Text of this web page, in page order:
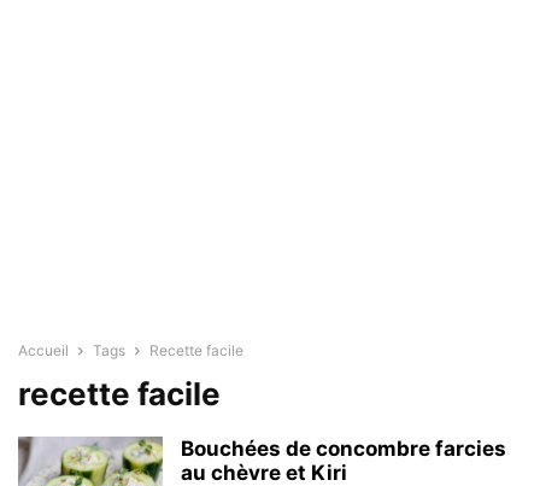
Accueil Tags Recette facile
recette facile
Bouchées de concombre farcies
au chèvre et Kiri